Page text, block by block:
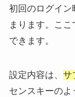
初回のログイ
まります。こ
できます。
設定内容は、 サ
センスキーのよ